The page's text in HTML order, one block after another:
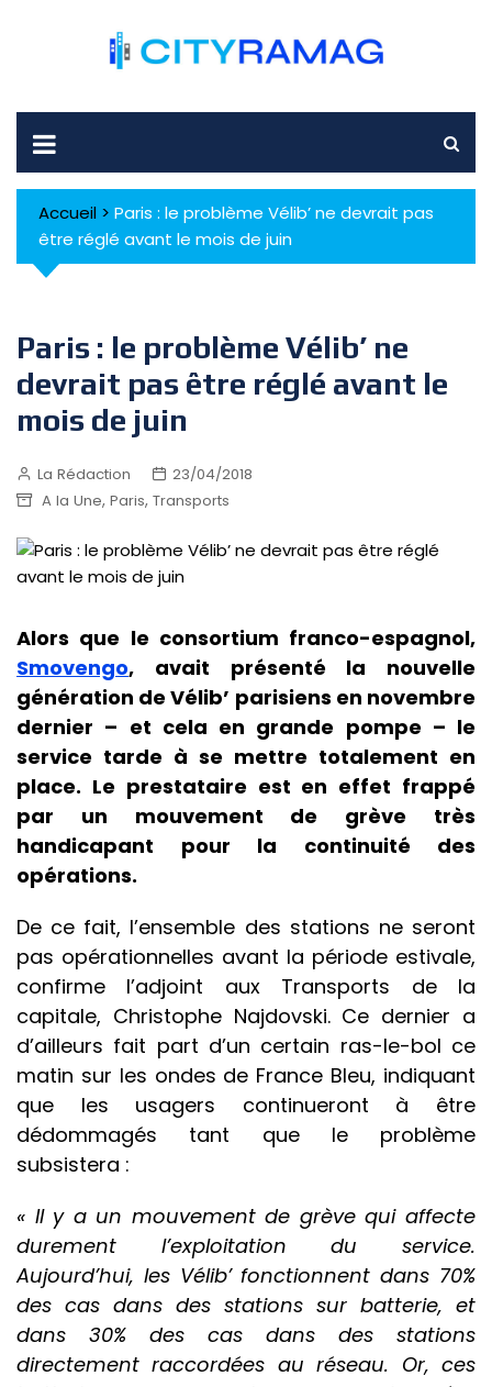
Accueil > Paris : le problème Vélib’ ne devrait pas
être réglé avant le mois de juin
Paris : le problème Vélib’ ne
devrait pas être réglé avant le
mois de juin
La Rédaction
23/04/2018
A la Une, Paris, Transports
Alors que le consortium franco-espagnol,
Smovengo, avait présenté la nouvelle
génération de Vélib’ parisiens en novembre
dernier – et cela en grande pompe – le
service tarde à se mettre totalement en
place. Le prestataire est en effet frappé
par un mouvement de grève très
handicapant pour la continuité des
opérations.
De ce fait, l’ensemble des stations ne seront
pas opérationnelles avant la période estivale,
confirme l’adjoint aux Transports de la
capitale, Christophe Najdovski. Ce dernier a
d’ailleurs fait part d’un certain ras-le-bol ce
matin sur les ondes de France Bleu, indiquant
que les usagers continueront à être
dédommagés tant que le problème
subsistera :
« Il y a un mouvement de grève qui affecte
durement l’exploitation du service.
Aujourd’hui, les Vélib’ fonctionnent dans 70%
des cas dans des stations sur batterie, et
dans 30% des cas dans des stations
directement raccordées au réseau. Or, ces